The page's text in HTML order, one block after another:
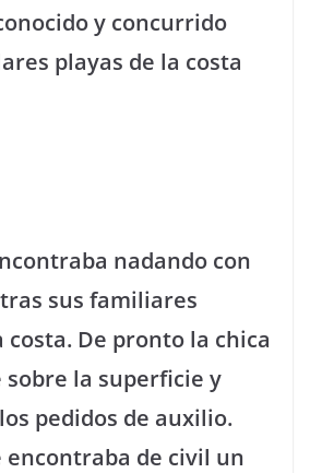
y concurrido
playas de la costa
nadando con
sus familiares
costa. De pronto la chica
sobre la superficie y
pedidos de auxilio.
encontraba de civil un